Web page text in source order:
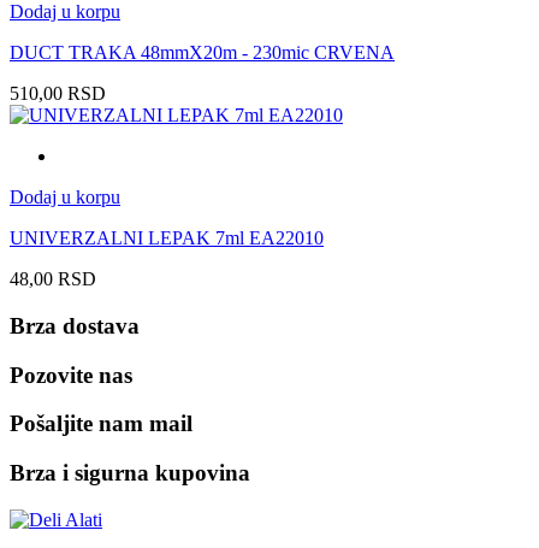
Dodaj u korpu
DUCT TRAKA 48mmX20m - 230mic CRVENA
510,00 RSD
Dodaj u korpu
UNIVERZALNI LEPAK 7ml EA22010
48,00 RSD
Brza dostava
Pozovite nas
Pošaljite nam mail
Brza i sigurna kupovina